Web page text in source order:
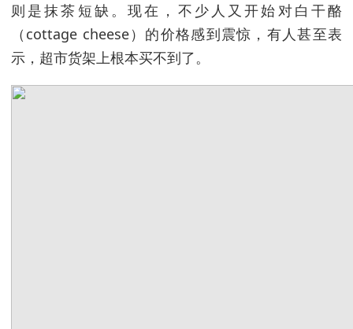
则是抹茶短缺。现在，不少人又开始对白干酪
（cottage cheese）的价格感到震惊，有人甚至表
示，超市货架上根本买不到了。